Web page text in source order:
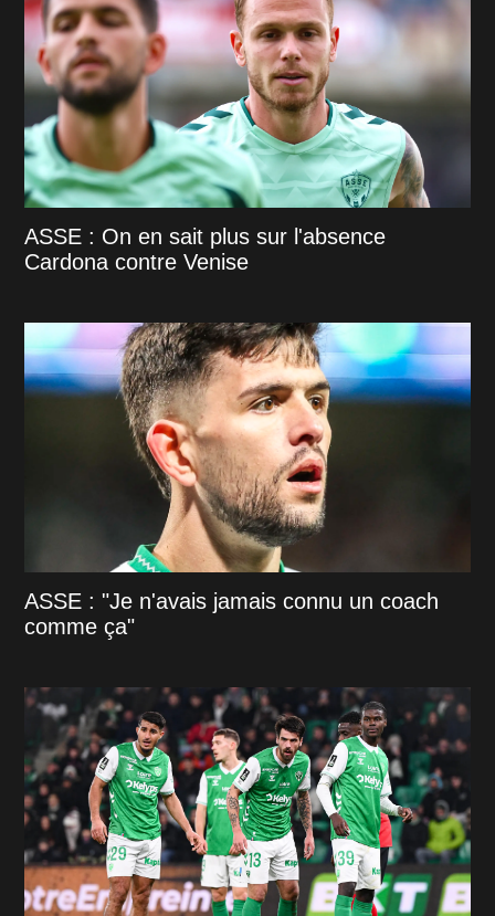
ASSE : On en sait plus sur l'absence
Cardona contre Venise
ASSE : "Je n'avais jamais connu un coach
comme ça"